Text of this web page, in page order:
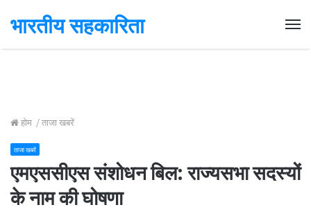
भारतीय सहकारिता
होम /ताजा खबरें
ताजा खबरें
एमएससीएस संशोधन बिल: राज्यसभा सदस्यों
के नाम की घोषणा